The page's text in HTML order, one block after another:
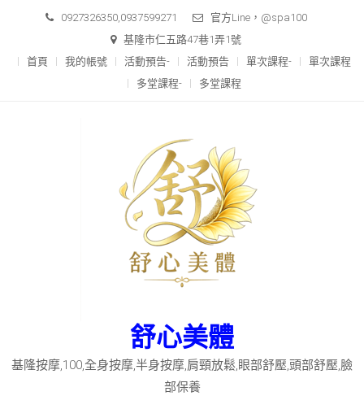
content
0927326350,0937599271
官方Line，@spa100
基隆市仁五路47巷1弄1號
首頁
我的帳號 活動預告- 活動預告 單次課程-
單次課程
多堂課程-
多堂課程
舒心美體
基隆按摩,100,全身按摩,半身按摩,肩頸放鬆,眼部舒壓,頭部舒壓,臉
部保養